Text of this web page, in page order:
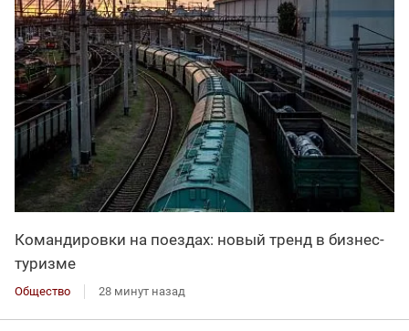
Командировки на поездах: новый тренд в бизнес-
туризме
Общество 28 минут назад